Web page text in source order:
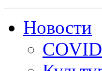
Новости